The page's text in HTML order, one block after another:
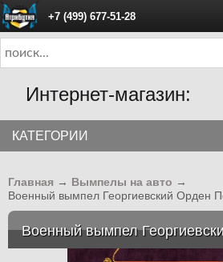
+7 (499) 677-51-28
ПН - ПТ с 10:00 до
Интернет-магазин:
КАТЕГОРИИ
Главная → Вымпелы на авто →
Военный вымпел Георгиевский Орден
Военный вымпел